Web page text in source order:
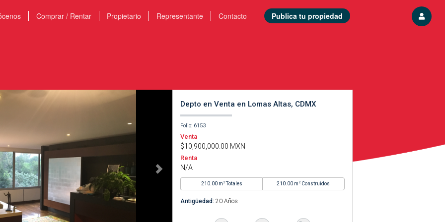
Comprar / Rentar Propietario Representante Contacto Publica tu propiedad
Depto en Venta en Lomas Altas, CDMX
Folio: 6153
Venta
$10,900,000.00 MXN
Renta
N/A
210.00 m 2Totales 210.00 m 2Construidos
Antigüedad: 20 Años